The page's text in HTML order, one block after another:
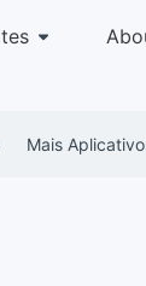
Mais